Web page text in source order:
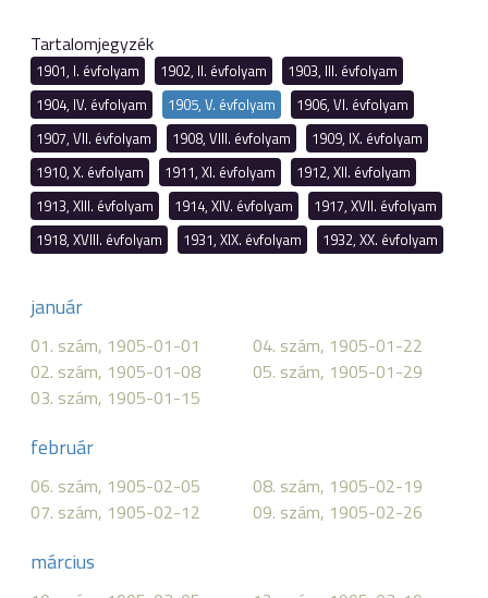
Tartalomjegyzék
1901, I. évfolyam 1902, II. évfolyam
1903, III. évfolyam
1904, IV. évfolyam
1905, V. évfolyam
1906, VI. évfolyam
1907, VII. évfolyam
1908, VIII. évfolyam
1909, IX. évfolyam
1910, X. évfolyam
1911, XI. évfolyam
1912, XII. évfolyam
1913, XIII. évfolyam
1914, XIV. évfolyam
1917, XVII. évfolyam
1918, XVIII. évfolyam
1931, XIX. évfolyam 1932, XX. évfolyam
január
01. szám, 1905-01-01
02. szám, 1905-01-08
03. szám, 1905-01-15
04. szám, 1905-01-22
05. szám, 1905-01-29
február
06. szám, 1905-02-05
07. szám, 1905-02-12
08. szám, 1905-02-19
09. szám, 1905-02-26
március